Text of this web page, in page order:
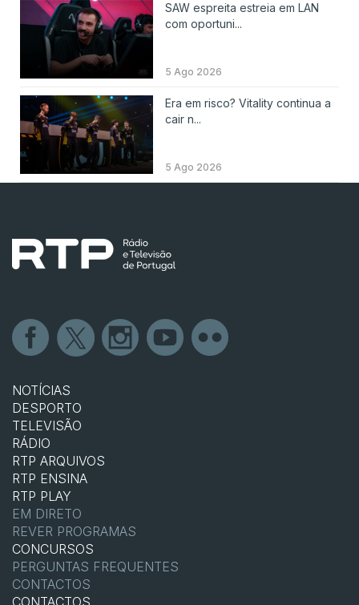
SAW espreita estreia em LAN
com oportuni...
5 Ago 2026
Era em risco? Vitality continua a
cair n...
5 Ago 2026
NOTÍCIAS
DESPORTO
TELEVISÃO
RÁDIO
RTP ARQUIVOS
RTP ENSINA
RTP PLAY
EM DIRETO
REVER PROGRAMAS
CONCURSOS
PERGUNTAS FREQUENTES
CONTACTOS
CONTACTOS